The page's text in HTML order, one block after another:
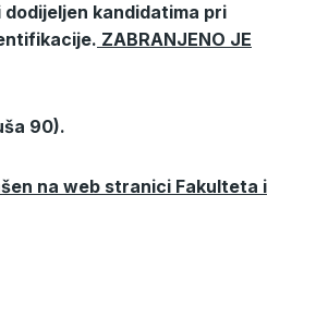
kandidatima pri
ZABRANJENO JE
90).
na web stranici Fakulteta i